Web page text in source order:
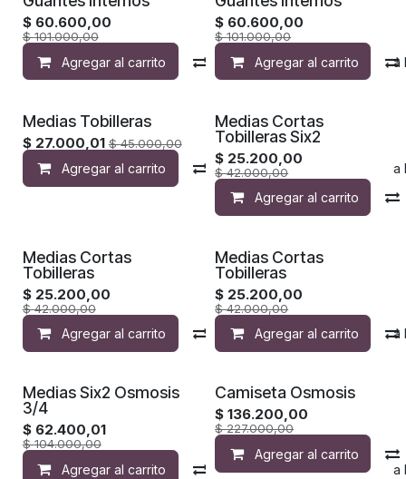
$ 60.600,00
$101.000,00
Agregar al carrito Compara Agregar a la
$ 60.600,00
$101.000,00
Agregar al carrito
Medias Tobilleras
$ 27.000,01 $45.000,00
Agregar al carrito Compara Agregar a
Medias Cortas
Tobilleras Six2
$ 25.200,00
$42.000,00
Agregar al carrito
Medias Cortas
Tobilleras
$ 25.200,00
$42.000,00
Agregar al carrito Compara Agregar a la
Medias Cortas
Tobilleras
$ 25.200,00
$42.000,00
Agregar al carrito
Medias Six2 Osmosis
3/4
$ 62.400,01
$104.000,00
Agregar al carrito Compara Agregar a la
Camiseta Osmosis
$136.200,00
$227.000,00
Agregar al carrito